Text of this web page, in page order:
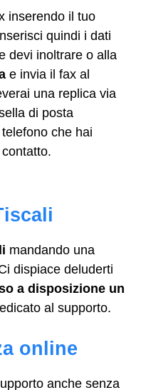
inserendo il tuo
quindi i dati
devi inoltrare o alla
e invia il fax al
una replica via
di posta
che hai
mandando una
dispiace deluderti
a disposizione un
al supporto.
online
anche senza